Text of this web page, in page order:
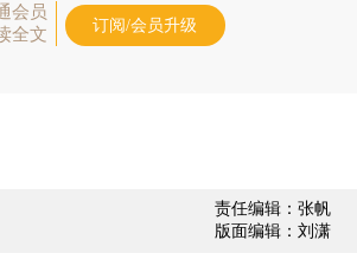
会员
全文
订阅/会员升级
责任编辑：张帆
版面编辑：刘潇